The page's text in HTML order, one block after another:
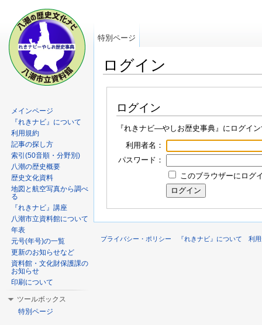
ログイン
ログイン
『れきナビ―やしお歴史事典』にログイ
利用者名：
パスワード：
このブラウザーにログ
特別ページ
メインページ
『れきナビ』について
利用規約
記事の探し方
索引(50音順・分野別)
八潮の歴史概要
歴史文化資料
地図と航空写真から調べ
る
『れきナビ』講座
八潮市立資料館について
年表
元号(年号)の一覧
更新のお知らせなど
資料館・文化財保護課の
お知らせ
印刷について
ツールボックス
特別ページ
プライバシー・ポリシー 『れきナビ』について 利